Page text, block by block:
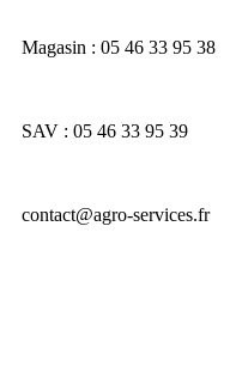
Magasin : 05 46 33 95 38
SAV : 05 46 33 95 39
contact@agro-services.fr